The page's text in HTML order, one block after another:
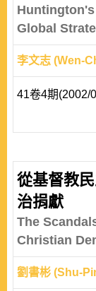
Global
李文志 (Wen-
41卷4期(2002/
從基督教
治捐獻
The
Christian
劉書彬 (Shu-